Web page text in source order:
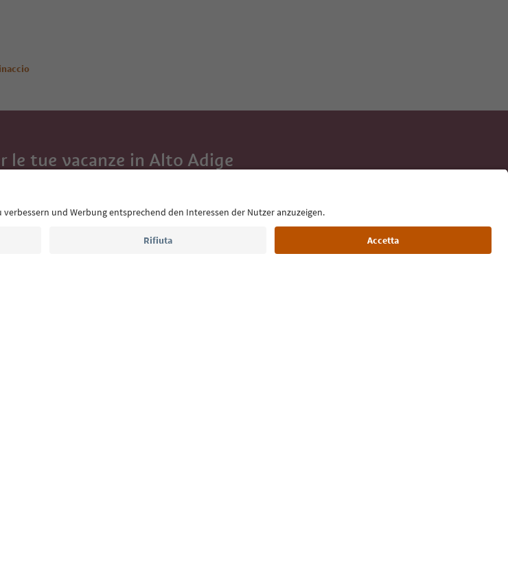
le tue vacanze in Alto Adige
da non perdere e ricette tipiche.